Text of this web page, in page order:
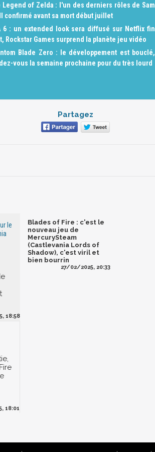
Legend of Zelda : l'un des derniers rôles de Sam
confirmé avant sa mort début juillet
6 : un extended look sera diffusé sur Netflix fin
Rockstar Games surprend la planète jeu vidéo
Blade Zero : le développement est bouclé,
vous la semaine prochaine pour du très lourd
Partagez
le
18:58
18:01
Blades of Fire : c'est le
nouveau jeu de
MercurySteam
(Castlevania Lords of
Shadow), c'est viril et
bien bourrin
27/02/2025, 20:33